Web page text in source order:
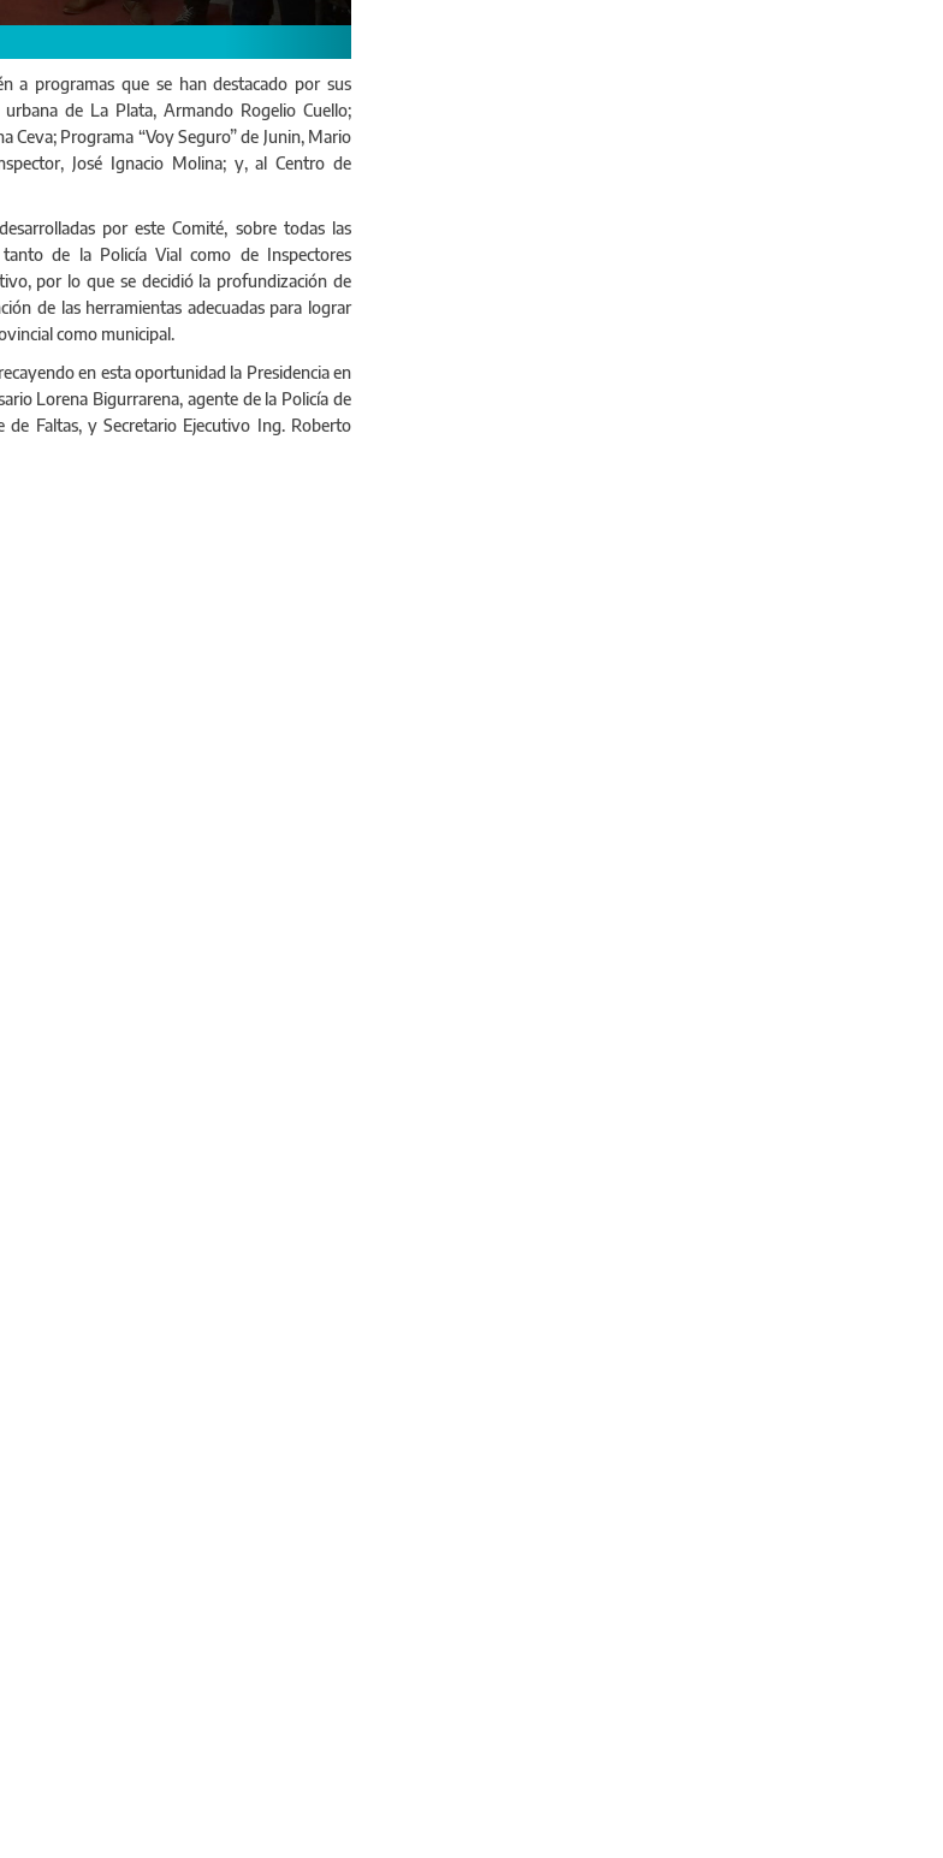
Cuello.
a programas que se han destacado por sus
de La Plata, Armando Rogelio Cuello;
Ceva; Programa “Voy Seguro” de Junin, Mario
José Ignacio Molina; y, al Centro de
por este Comité, sobre todas las
de la Policía Vial como de Inspectores
por lo que se decidió la profundización de
de las herramientas adecuadas para lograr
como municipal.
en esta oportunidad la Presidencia en
Lorena Bigurrarena, agente de la Policía de
de Faltas, y Secretario Ejecutivo Ing. Roberto